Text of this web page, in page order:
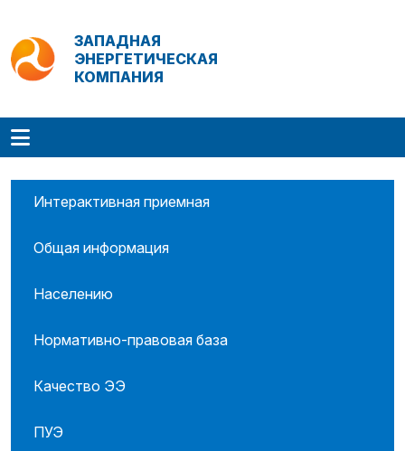
ЗАПАДНАЯ
ЭНЕРГЕТИЧЕСКАЯ
КОМПАНИЯ
Интерактивная приемная
Общая информация
Населению
Нормативно-правовая база
Качество ЭЭ
ПУЭ